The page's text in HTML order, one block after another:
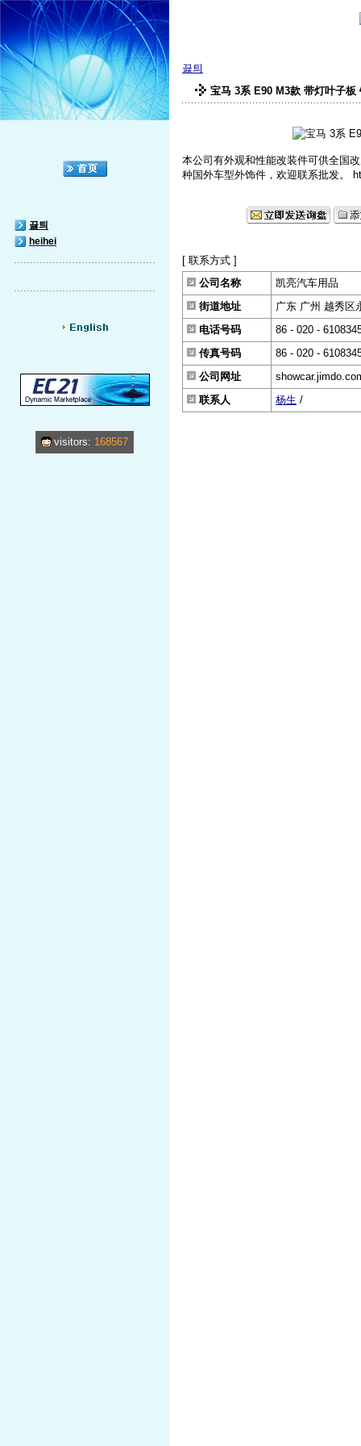
끓틔
heihei
visitors: 168567
끓틔
宝马 3系 E90 M3款 带灯叶子板
本公司有外观和性能改装件可供全国
种国外车型外饰件，欢迎联系批发。
[ 联系方式 ]
公司名称
凯亮汽车用品
街道地址
广东 广州 越秀区
电话号码
86 - 020 -
传真号码
86 - 020 -
公司网址
联系人
杨生 /